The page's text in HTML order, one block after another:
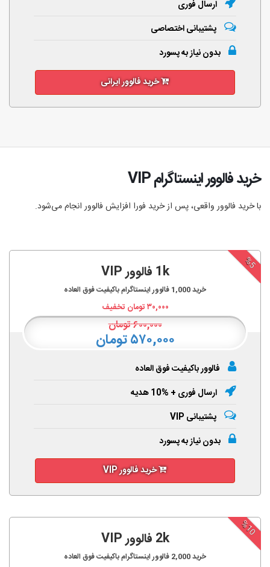
ارسال فوری
پشتیبانی اختصاصی
بدون نیاز به پسورد
خرید فالوور ایرانی
خرید فالوور اینستاگرام VIP
با خرید فالوور واقعی، پس از خرید فورا افزایش فالوور انجام‌ می‌شود.
%5 1k فالوور VIP
خرید1,000 فالوور اینستاگرام باکیفیت فوق العاده
۳۰,۰۰۰تومان تخفیف
۶۰۰,۰۰۰تومان
۵۷۰,۰۰۰ تومان
فالوور باکیفیت فوق العاده
ارسال فوری + %10 هدیه
پشتیبانی VIP
بدون نیاز به پسورد
خرید فالوور VIP
%10
2k فالوور VIP
خرید2,000 فالوور اینستاگرام باکیفیت فوق العاده